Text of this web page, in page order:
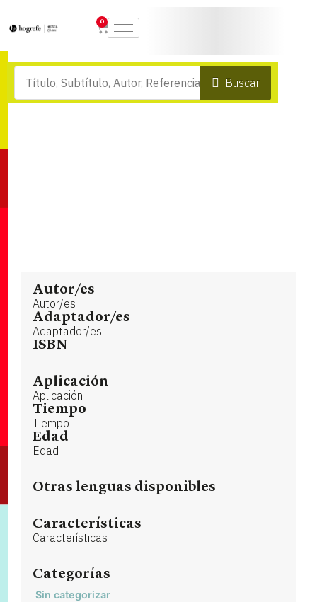
0
Buscar
Autor/es
Autor/es
Adaptador/es
Adaptador/es
ISBN
Aplicación
Aplicación
Tiempo
Tiempo
Edad
Edad
Otras lenguas disponibles
Características
Características
Categorías
Sin categorizar